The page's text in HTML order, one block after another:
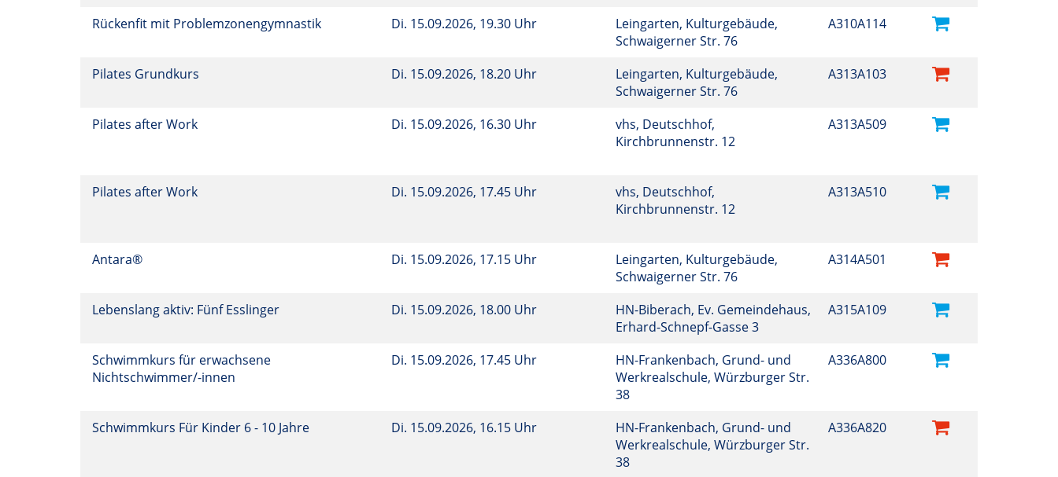
Rückenfit mit Problemzonengymnastik Di. 15.09.2026, 19.30 Uhr
Leingarten, Kulturgebäude,
Schwaigerner Str. 76
A310A114
Pilates Grundkurs Di. 15.09.2026, 18.20 Uhr
Leingarten, Kulturgebäude,
Schwaigerner Str. 76
A313A103
Pilates after Work Di. 15.09.2026, 16.30 Uhr
vhs, Deutschhof,
Kirchbrunnenstr. 12
A313A509
Pilates after Work Di. 15.09.2026, 17.45 Uhr
vhs, Deutschhof,
Kirchbrunnenstr. 12
A313A510
Antara® Di. 15.09.2026, 17.15 Uhr
Leingarten, Kulturgebäude,
Schwaigerner Str. 76
A314A501
Lebenslang aktiv: Fünf Esslinger Di. 15.09.2026, 18.00 Uhr
HN-Biberach, Ev. Gemeindehaus,
Erhard-Schnepf-Gasse 3
A315A109
Schwimmkurs für erwachsene
Nichtschwimmer/-innen
Di. 15.09.2026, 17.45 Uhr
HN-Frankenbach, Grund- und
Werkrealschule, Würzburger Str.
38
A336A800
Schwimmkurs Für Kinder 6 - 10 Jahre Di. 15.09.2026, 16.15 Uhr
HN-Frankenbach, Grund- und
Werkrealschule, Würzburger Str.
38
A336A820